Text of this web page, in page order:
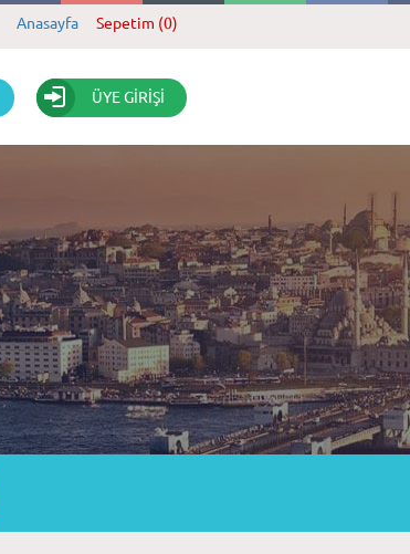
Anasayfa Sepetim (0)
ÜYE GİRİŞİ